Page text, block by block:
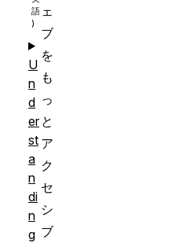
ェ
ブ
を
も
っ
と
ア
ク
セ
シ
ブ
U
n
d
er
st
a
n
di
n
g